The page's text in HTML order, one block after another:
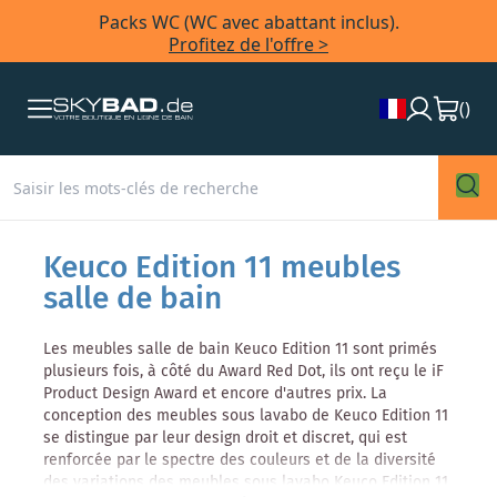
Packs WC (WC avec abattant inclus).
Profitez de l'offre >
()
Keuco Edition 11 meubles
salle de bain
Les meubles salle de bain Keuco Edition 11 sont primés
plusieurs fois, à côté du Award Red Dot, ils ont reçu le iF
Product Design Award et encore d'autres prix. La
conception des meubles sous lavabo de Keuco Edition 11
se distingue par leur design droit et discret, qui est
renforcée par le spectre des couleurs et de la diversité
des variations des meubles sous lavabo Keuco Edition 11.